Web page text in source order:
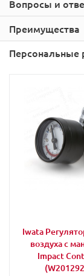
Вопросы и
Преимущества
Персональные
Iwata
воздуха с
Impact